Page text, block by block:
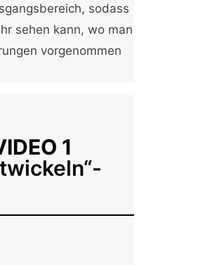
sodass
sehen kann, wo man
vorgenommen
1